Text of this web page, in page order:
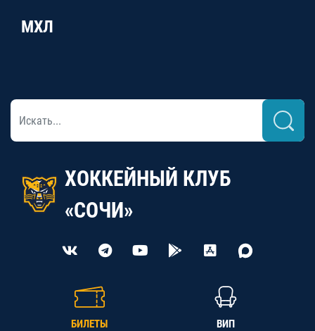
МХЛ
ХОККЕЙНЫЙ КЛУБ
«СОЧИ»
БИЛЕТЫ ВИП